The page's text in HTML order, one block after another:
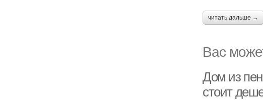
читать дальше →
Вас
Дом из
стоит